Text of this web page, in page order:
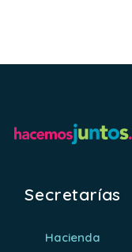
Secretarías
Hacienda